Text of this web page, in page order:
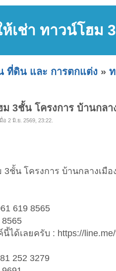
ห้เช่า ทาวน์โฮม
ที่ดิน และ การตกแต่ง »
ม 3ชั้น โครงการ บ้านกลา
2 มิ.ย. 2569, 23:22.
3ชั้น โครงการ บ้านกลางเมื
619 8565
8565
ได้เลยครับ : https://
252 3279